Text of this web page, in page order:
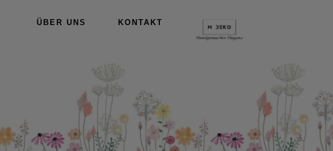
ÜBER UNS KONTAKT